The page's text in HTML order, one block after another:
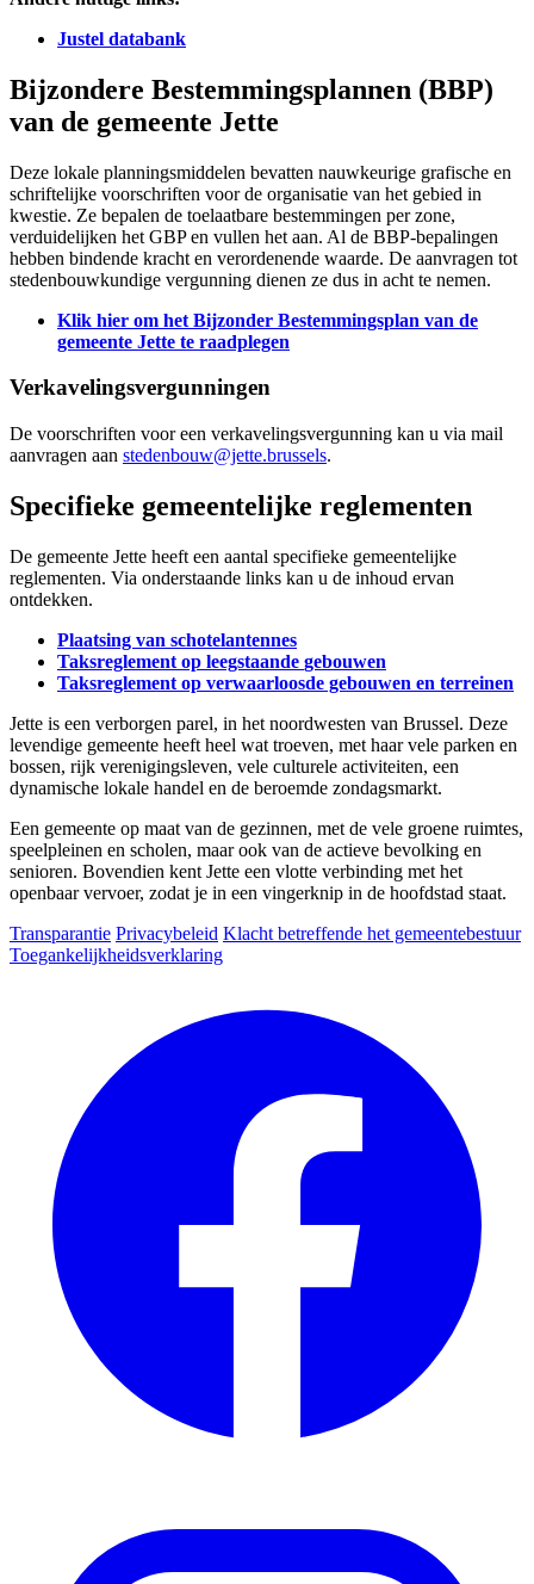
Justel databank
Bijzondere Bestemmingsplannen (BBP)
van de gemeente Jette
Deze lokale planningsmiddelen bevatten nauwkeurige grafische en
schriftelijke voorschriften voor de organisatie van het gebied in
kwestie. Ze bepalen de toelaatbare bestemmingen per zone,
verduidelijken het GBP en vullen het aan. Al de BBP-bepalingen
hebben bindende kracht en verordenende waarde. De aanvragen tot
stedenbouwkundige vergunning dienen ze dus in acht te nemen.
Klik hier om het Bijzonder Bestemmingsplan van de
gemeente Jette te raadplegen
Verkavelingsvergunningen
De voorschriften voor een verkavelingsvergunning kan u via mail
aanvragen aan stedenbouw@jette.brussels.
Specifieke gemeentelijke reglementen
De gemeente Jette heeft een aantal specifieke gemeentelijke
reglementen. Via onderstaande links kan u de inhoud ervan
ontdekken.
Plaatsing van schotelantennes
Taksreglement op leegstaande gebouwen
Taksreglement op verwaarloosde gebouwen en terreinen
Jette is een verborgen parel, in het noordwesten van Brussel. Deze
levendige gemeente heeft heel wat troeven, met haar vele parken en
bossen, rijk verenigingsleven, vele culturele activiteiten, een
dynamische lokale handel en de beroemde zondagsmarkt.
Een gemeente op maat van de gezinnen, met de vele groene ruimtes,
speelpleinen en scholen, maar ook van de actieve bevolking en
senioren. Bovendien kent Jette een vlotte verbinding met het
openbaar vervoer, zodat je in een vingerknip in de hoofdstad staat.
Transparantie Privacybeleid Klacht betreffende het gemeentebestuur
Toegankelijkheidsverklaring